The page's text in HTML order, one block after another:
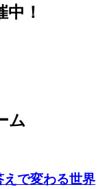
！
ム
で変わる世界